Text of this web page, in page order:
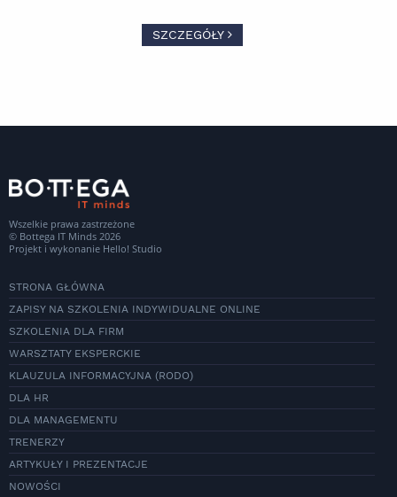
SZCZEGÓŁY
Wszelkie prawa zastrzeżone
© Bottega IT Minds 2026
Projekt i wykonanie Hello! Studio
STRONA GŁÓWNA
ZAPISY NA SZKOLENIA INDYWIDUALNE ONLINE
SZKOLENIA DLA FIRM
WARSZTATY EKSPERCKIE
KLAUZULA INFORMACYJNA (RODO)
DLA HR
DLA MANAGEMENTU
TRENERZY
ARTYKUŁY I PREZENTACJE
NOWOŚCI